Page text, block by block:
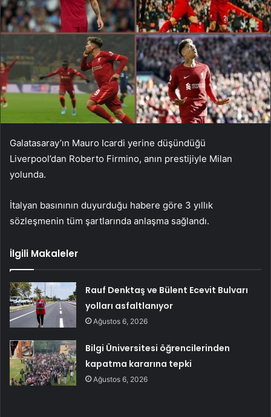
Galatasaray’ın Mauro Icardi yerine düşündüğü
Liverpool’dan Roberto Firmino, anın prestijiyle Milan
yolunda.
İtalyan basınının duyurduğu habere göre 3 yıllık
sözleşmenin tüm şartlarında anlaşma sağlandı.
İlgili Makaleler
Rauf Denktaş ve Bülent Ecevit Bulvarı
yolları asfaltlanıyor
Ağustos 6, 2026
Bilgi Üniversitesi öğrencilerinden
kapatma kararına tepki
Ağustos 6, 2026